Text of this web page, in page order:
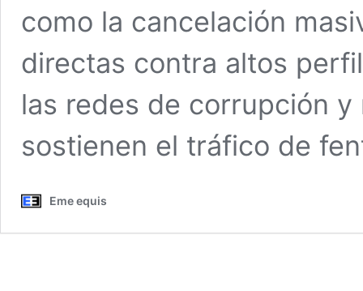
como la cancelación
directas contra altos
las redes de corrupción
sostienen el tráfico de
Eme equis